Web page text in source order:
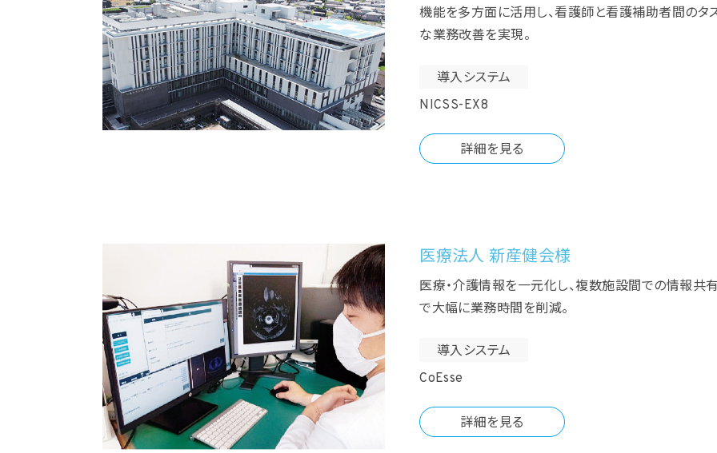
機能を多方面に活用し、看護師と看護補助者間のタ
な業務改善を実現。
導入システム
NICSS-EX8
詳細を見る
医療法人 新産健会様
医療・介護情報を一元化し、複数施設間での情報共
で大幅に業務時間を削減。
導入システム
CoEsse
詳細を見る